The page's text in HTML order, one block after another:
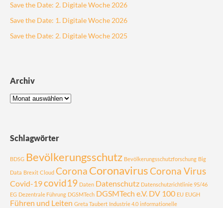
Save the Date: 2. Digitale Woche 2026
Save the Date: 1. Digitale Woche 2026
Save the Date: 2. Digitale Woche 2025
Archiv
Schlagwörter
BDSG Bevölkerungsschutz Bevölkerungsschutzforschung Big
Data Brexit Cloud Corona Coronavirus Corona Virus
Covid-19covid19 Daten Datenschutz Datenschutzrichtlinie 95/46
EG Dezentrale Führung DGSMTech DGSMTech e.V. DV 100 EU EUGH
Führen und Leiten Greta Taubert Industrie 4.0 informationelle